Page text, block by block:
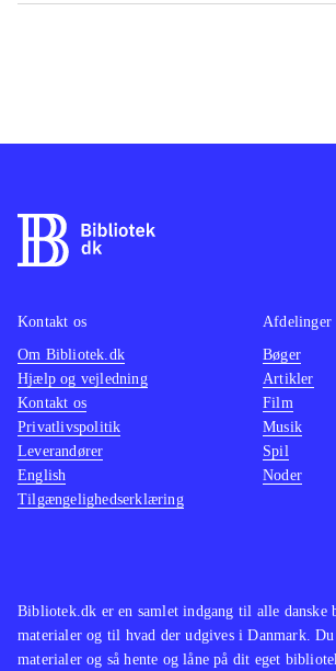
Bibliotek.dk er en samlet indgang til alle danske
materialer og til hvad der udgives i Danmark.
materialer og så hente og låne på dit eget
Kontakt os
Om Bibliotek.dk
Hjælp og vejledning
Kontakt os
Privatlivspolitik
Leverandører
English
Tilgængelighedserklæring
Afdelinger
Bøger
Artikler
Film
Musik
Spil
Noder